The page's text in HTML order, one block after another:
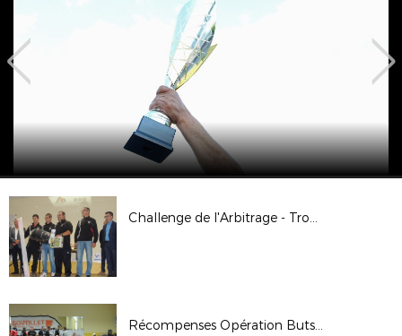
Challenge de l'Arbitrage - Trophées des Arbitres 16/17
Récompenses Opération Buts 2016/2017